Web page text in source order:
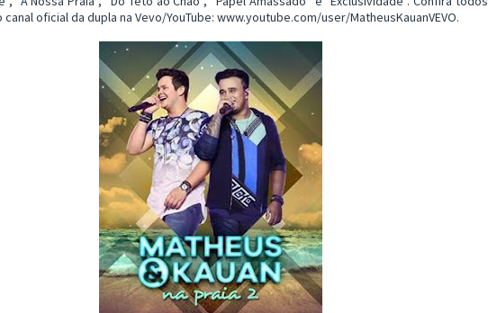
oficial da dupla na Vevo/YouTube: www.youtube.com/user/MatheusKauanVEVO.